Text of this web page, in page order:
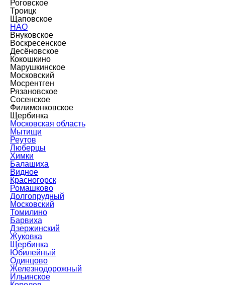
Роговское
Троицк
Щаповское
НАО
Внуковское
Воскресенское
Десёновское
Кокошкино
Марушкинское
Московский
Мосрентген
Рязановское
Сосенское
Филимонковское
Щербинка
Московская область
Мытищи
Реутов
Люберцы
Химки
Балашиха
Видное
Красногорск
Ромашково
Долгопрудный
Московский
Томилино
Барвиха
Дзержинский
Жуковка
Щербинка
Юбилейный
Одинцово
Железнодорожный
Ильинское